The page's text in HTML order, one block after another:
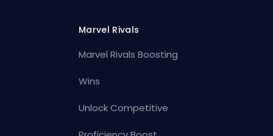
Marvel Rivals
Marvel Rivals Boosting
Wins
Unlock Competitive